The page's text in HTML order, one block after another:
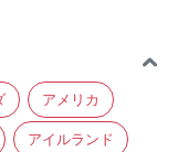
アメリカ
アイルランド